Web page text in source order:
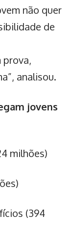
não quer
de
prova,
analisou.
jovens
milhões)
(394